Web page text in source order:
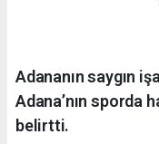
Adananın saygın
Adana’nın sporda
belirtti.